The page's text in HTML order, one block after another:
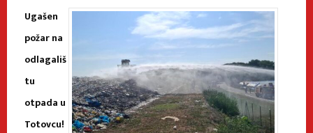
Ugašen
požar na
odlagališ
tu
otpada u
Totovcu!